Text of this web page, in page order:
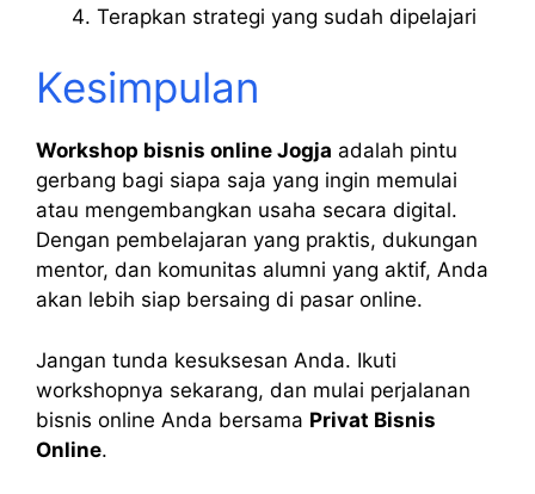
Terapkan strategi yang sudah dipelajari
Kesimpulan
Workshop bisnis online Jogja adalah pintu
gerbang bagi siapa saja yang ingin memulai
atau mengembangkan usaha secara digital.
Dengan pembelajaran yang praktis, dukungan
mentor, dan komunitas alumni yang aktif, Anda
akan lebih siap bersaing di pasar online.
Jangan tunda kesuksesan Anda. Ikuti
workshopnya sekarang, dan mulai perjalanan
bisnis online Anda bersama Privat Bisnis
Online.